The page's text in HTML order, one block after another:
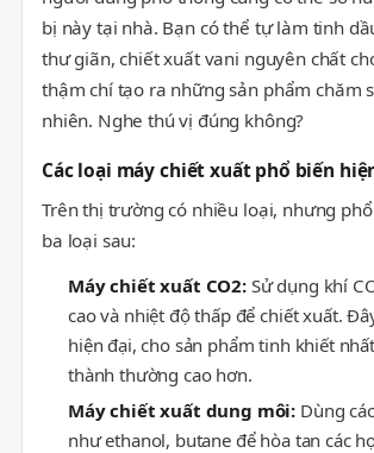
bị này tại nhà. Bạn có thể tự làm tinh
thư giãn, chiết xuất vani nguyên chất
thậm chí tạo ra những sản phẩm chăm
nhiên. Nghe thú vị đúng không?
Các loại máy chiết xuất phổ biến
Trên thị trường có nhiều loại, nhưng
ba loại sau:
Máy chiết xuất CO2:Sử dụng khí
cao và nhiệt độ thấp để chiết xuất.
hiện đại, cho sản phẩm tinh khiết
thành thường cao hơn.
Máy chiết xuất dung môi: Dùng
như ethanol, butane để hòa tan các